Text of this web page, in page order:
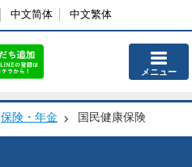
中文简体 中文繁体
メニュー
保険・年金 国民健康保険